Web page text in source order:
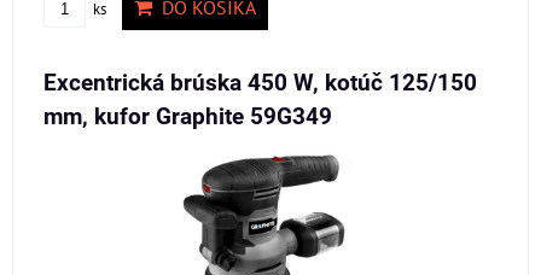
ks DO KOŠÍKA
Excentrická brúska 450 W, kotúč 125/150
mm, kufor Graphite 59G349